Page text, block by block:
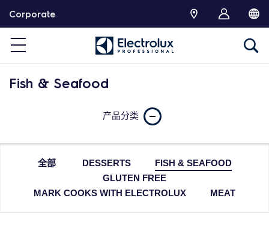
Corporate
Fish & Seafood
产品分类
全部 DESSERTS
FISH & SEAFOOD
GLUTEN FREE
MARK COOKS WITH ELECTROLUX
MEAT